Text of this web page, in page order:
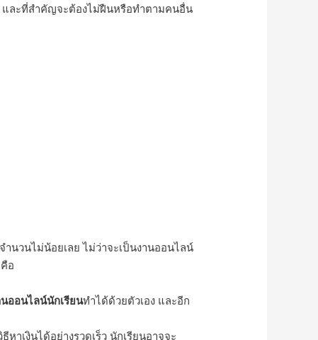
และที่สำคัญจะต้องไม่ฝืนหรือทำตามคนอื่น
นวนไม่น้อยเลย ไม่ว่าจะเป็นงานออนไลน์
คือ
นออนไลน์นักเรียนทำได้ด้วยตัวเอง และอีก
ธีหาเงินได้อย่างรวดเร็ว นักเรียนอาจจะ